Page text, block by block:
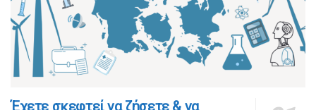
​​Έχετε σκεφτεί να ζήσετε & να